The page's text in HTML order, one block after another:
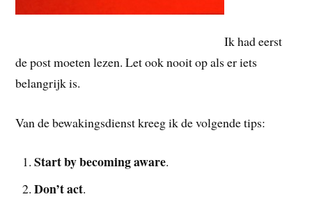
Ik had eerst
de post moeten lezen. Let ook nooit op als er iets
belangrijk is.
Van de bewakingsdienst kreeg ik de volgende tips:
Start by becoming aware.
Don’t act.